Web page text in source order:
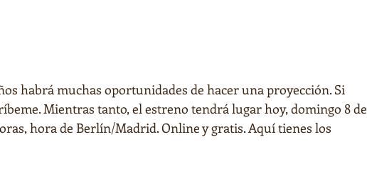
habrá muchas oportunidades de hacer una proyección. Si
Mientras tanto, el estreno tendrá lugar hoy, domingo 8 de
hora de Berlín/Madrid. Online y gratis. Aquí tienes los